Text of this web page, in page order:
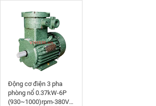
Động cơ điện 3 pha
phòng nổ 0.37kW-6P
(930~1000)rpm-380V-